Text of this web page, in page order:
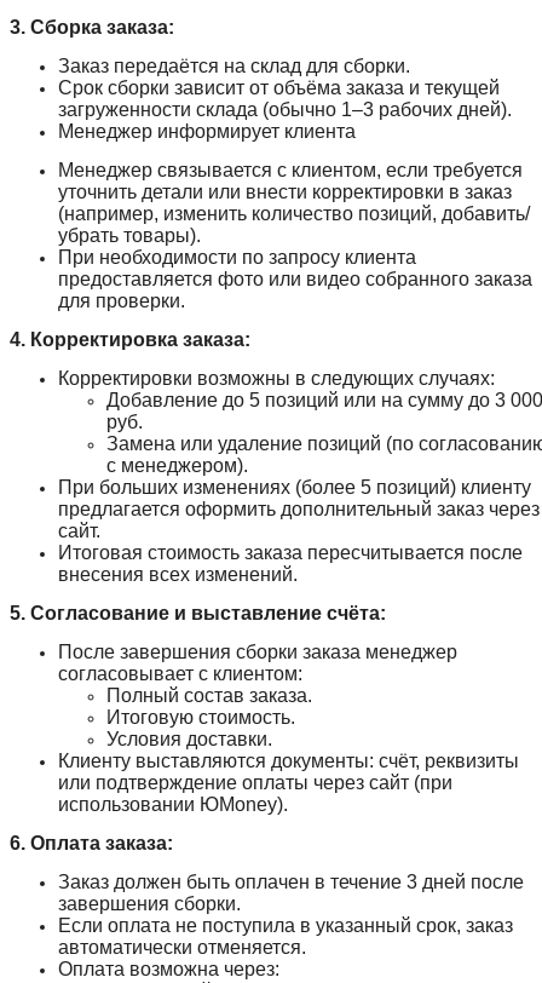
3. Сборка заказа:
Заказ передаётся на склад для сборки.
Срок сборки зависит от объёма заказа и текущей
загруженности склада (обычно 1–3 рабочих дней).
Менеджер информирует клиента
Менеджер связывается с клиентом, если требуется
уточнить детали или внести корректировки в заказ
(например, изменить количество позиций, добавить/
убрать товары).
При необходимости по запросу клиента
предоставляется фото или видео собранного заказа
для проверки.
4. Корректировка заказа:
Корректировки возможны в следующих случаях:
Добавление до 5 позиций или на сумму до 3 000
руб.
Замена или удаление позиций (по
с менеджером).
При больших изменениях (более 5 позиций) клиенту
предлагается оформить дополнительный заказ через
сайт.
Итоговая стоимость заказа пересчитывается после
внесения всех изменений.
5. Согласование и выставление счёта:
После завершения сборки заказа менеджер
согласовывает с клиентом:
Полный состав заказа.
Итоговую стоимость.
Условия доставки.
Клиенту выставляются документы: счёт, реквизиты
или подтверждение оплаты через сайт (при
использовании ЮMoney).
6. Оплата заказа:
Заказ должен быть оплачен в течение 3 дней после
завершения сборки.
Если оплата не поступила в указанный срок, заказ
автоматически отменяется.
Оплата возможна через: